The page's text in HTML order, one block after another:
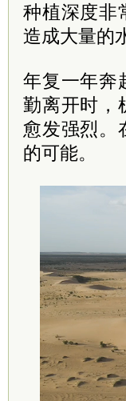
种植深度非
造成大量的
年复一年奔
勤离开时，
愈发强烈。
的可能。